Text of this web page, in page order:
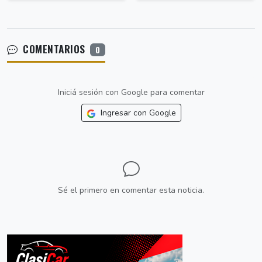
COMENTARIOS 0
Iniciá sesión con Google para comentar
Ingresar con Google
Sé el primero en comentar esta noticia.